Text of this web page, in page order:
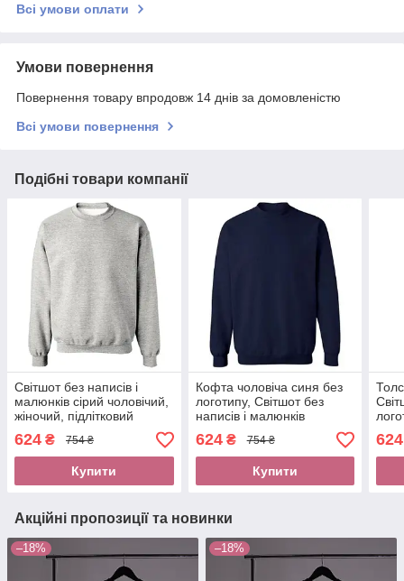
Всі умови оплати
Умови повернення
Повернення товару впродовж 14 днів за домовленістю
Всі умови повернення
Подібні товари компанії
Світшот без написів і
малюнків сірий чоловічий,
жіночий, підлітковий
Кофта Толстовка без
логотипів під друк
624 ₴ 754 ₴
Купити
Кофта чоловіча синя без
логотипу, Світшот без
написів і малюнків
трикотажний чоловічий,
жіночий, підлітковий
624₴ 754 ₴
Купити
624
Акційні пропозиції та новинки
–18% –18%